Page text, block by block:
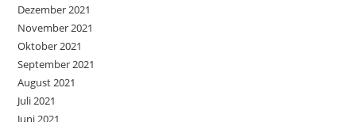
Dezember 2021
November 2021
Oktober 2021
September 2021
August 2021
Juli 2021
Juni 2021